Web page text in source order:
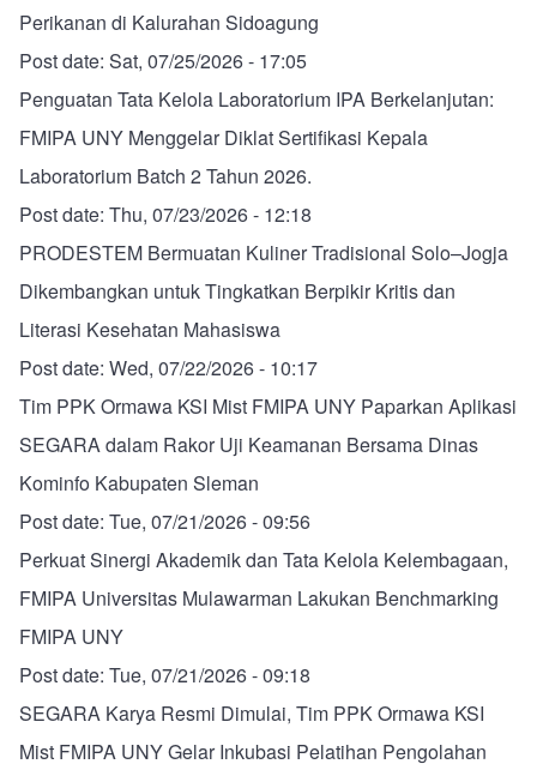
Perikanan di Kalurahan Sidoagung
Post date: Sat, 07/25/2026 - 17:05
Penguatan Tata Kelola Laboratorium IPA Berkelanjutan:
FMIPA UNY Menggelar Diklat Sertifikasi Kepala
Laboratorium Batch 2 Tahun 2026.
Post date: Thu, 07/23/2026 - 12:18
PRODESTEM Bermuatan Kuliner Tradisional Solo–Jogja
Dikembangkan untuk Tingkatkan Berpikir Kritis dan
Literasi Kesehatan Mahasiswa
Post date: Wed, 07/22/2026 - 10:17
Tim PPK Ormawa KSI Mist FMIPA UNY Paparkan Aplikasi
SEGARA dalam Rakor Uji Keamanan Bersama Dinas
Kominfo Kabupaten Sleman
Post date: Tue, 07/21/2026 - 09:56
Perkuat Sinergi Akademik dan Tata Kelola Kelembagaan,
FMIPA Universitas Mulawarman Lakukan Benchmarking
FMIPA UNY
Post date: Tue, 07/21/2026 - 09:18
SEGARA Karya Resmi Dimulai, Tim PPK Ormawa KSI
Mist FMIPA UNY Gelar Inkubasi Pelatihan Pengolahan